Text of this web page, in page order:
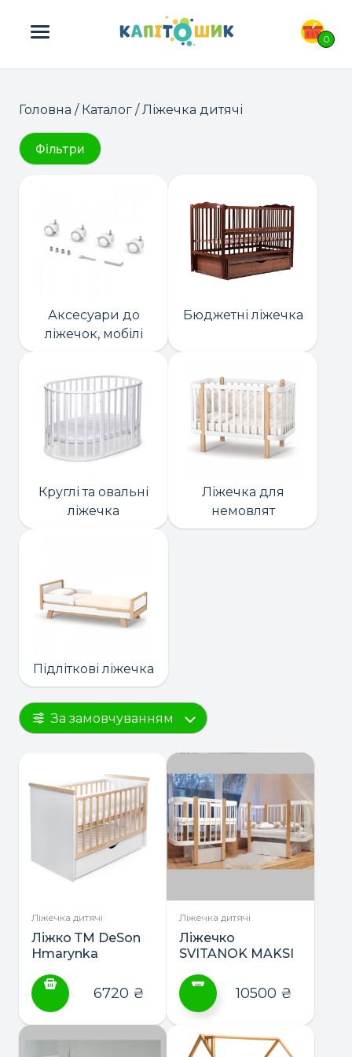
0
ПОШУК ТОВАРІВ:
Головна / Каталог / Ліжечка дитячі
Фільтри
Аксесуари до
ліжечок, мобілі
Бюджетні ліжечка
Круглі та овальні
ліжечка
Ліжечка для
немовлят
Підліткові ліжечка
За замовчуванням
Ліжечка дитячі
Ліжко ТМ DeSon
Hmarynka
шухлядою6720 ₴
Ліжечка дитячі
Ліжечко
SVITANOK MAKSI
матрас
товар
10500 ₴